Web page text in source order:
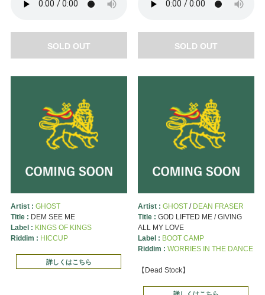
SOLD OUT SOLD OUT
Artist : GHOST
Title : DEM SEE ME
Label : KINGS OF KINGS
Riddim : HICCUP
詳しくはこちら
Artist : GHOST/ DEAN FRASER
Title : GOD LIFTED ME / GIVING
ALL MY LOVE
Label : BOOT CAMP
Riddim : WORRIES IN THE DANCE
【Dead Stock】